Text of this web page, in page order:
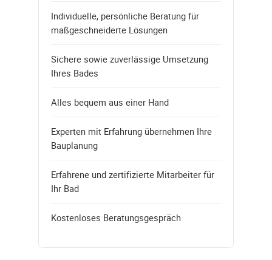
Individuelle, persönliche Beratung für
maßgeschneiderte Lösungen
Sichere sowie zuverlässige Umsetzung
Ihres Bades
Alles bequem aus einer Hand
Experten mit Erfahrung übernehmen Ihre
Bauplanung
Erfahrene und zertifizierte Mitarbeiter für
Ihr Bad
Kostenloses Beratungsgespräch